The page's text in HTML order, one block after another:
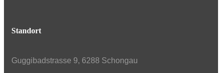
Standort
Guggibadstrasse 9, 6288 Schongau